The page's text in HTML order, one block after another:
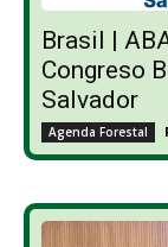
Brasil |
Congreso
Salvador
Agenda Forestal